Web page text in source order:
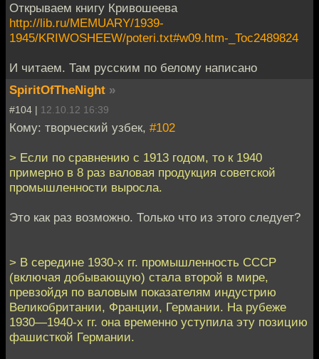
Открываем книгу Кривошеева
http://lib.ru/MEMUARY/1939-
1945/KRIWOSHEEW/poteri.txt#w09.htm-_Toc2489824
И читаем. Там русским по белому написано
SpiritOfTheNight »
#104 | 12.10.12 16:39
Кому: творческий узбек, #102
> Если по сравнению с 1913 годом, то к 1940
примерно в 8 раз валовая продукция советской
промышленности выросла.
Это как раз возможно. Только что из этого следует?
> В середине 1930-х гг. промышленность СССР
(включая добывающую) стала второй в мире,
превзойдя по валовым показателям индустрию
Великобритании, Франции, Германии. На рубеже
1930—1940-х гг. она временно уступила эту позицию
фашисткой Германии.